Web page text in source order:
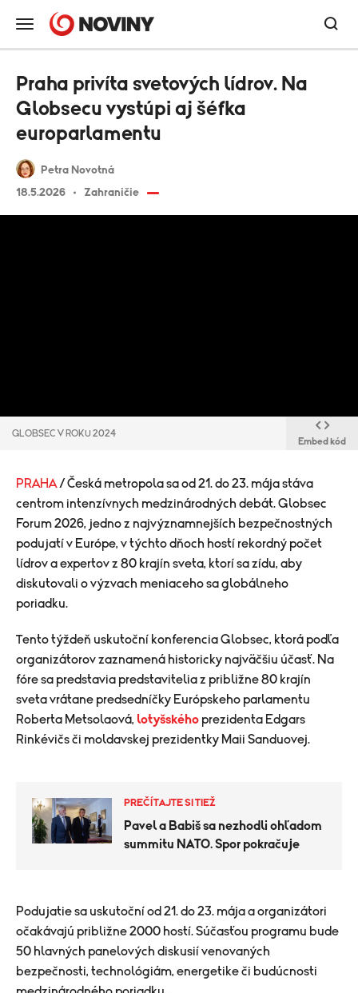
Petra Novotná
18.5.2026
Zahraničie
Praha privíta svetových lídrov. Na
Globsecu vystúpi aj šéfka
europarlamentu
GLOBSEC V ROKU 2024
Embed kód
PRAHA / Česká metropola sa od 21. do 23. mája stáva
centrom intenzívnych medzinárodných debát. Globsec
Forum 2026, jedno z najvýznamnejších bezpečnostných
podujatí v Európe, v týchto dňoch hostí rekordný počet
lídrov a expertov z 80 krajín sveta, ktorí sa zídu, aby
diskutovali o výzvach meniaceho sa globálneho
poriadku.
Tento týždeň uskutoční konferenciaGlobsec, ktorá podľa
organizátorov zaznamená historicky najväčšiu účasť. Na
fóre sa predstavia predstavitelia z približne 80 krajín
sveta vrátane predsedníčky Európskeho parlamentu
Roberta Metsolaová, lotyšského prezidenta Edgars
Rinkévičsči moldavskej prezidentky Maii Sanduovej.
PREČÍTAJTE SI TIEŽ
Pavel a Babiš sa nezhodli ohľadom
summitu NATO. Spor pokračuje
Podujatie sa uskutoční od 21. do 23. mája a organizátori
očakávajú približne 2000 hostí. Súčasťou programu bude
50 hlavných panelových diskusií venovaných
bezpečnosti, technológiám, energetike či budúcnosti